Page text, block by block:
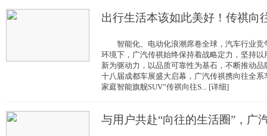
出行生活本该如此美好！传祺向
智能化、电动化浪潮席卷全球，汽车行业竞
环境下，广汽传祺始终保持着战略定力，坚持
新为驱动力，以品质可靠性为基石，不断推动
十八届成都车展盛大启幕，广汽传祺携向往全
家庭智能旗舰SUV”传祺向往S... [详细]
与用户共赴“向往的生活圈”，广